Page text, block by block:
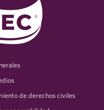
de derechos civiles